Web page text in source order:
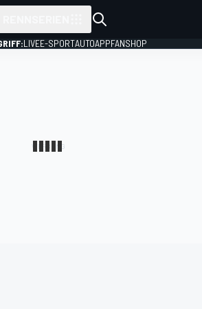
LIVEE-SPORTAUTOAPPFANSHOP